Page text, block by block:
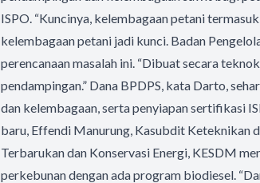
ISPO. “Kuncinya, kelembagaan petani
kelembagaan petani jadi kunci. Badan
perencanaan masalah ini. “Dibuat secara
pendampingan.” Dana BPDPS, kata Darto,
dan kelembagaan, serta penyiapan sertifikasi
baru, Effendi Manurung, Kasubdit Keteknikan
Terbarukan dan Konservasi Energi, KESDM
perkebunan dengan ada program biodiesel.